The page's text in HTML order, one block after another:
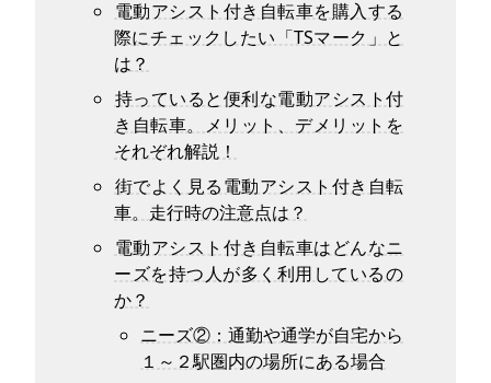
電動アシスト付き自転車を購入する
際にチェックしたい「TSマーク」と
は？
持っていると便利な電動アシスト付
き自転車。メリット、デメリットを
それぞれ解説！
街でよく見る電動アシスト付き自転
車。走行時の注意点は？
電動アシスト付き自転車はどんなニ
ーズを持つ人が多く利用しているの
か？
ニーズ②：通勤や通学が自宅から
１～２駅圏内の場所にある場合